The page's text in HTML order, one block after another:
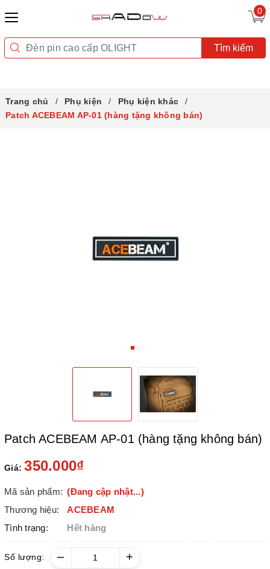
0
Tìm kiếm
Trang chủ Phụ kiện
Phụ kiện khác
Patch ACEBEAM AP-01 (hàng tặng không bán)
Patch ACEBEAM AP-01 (hàng tặng không bán)
Giá: 350.000₫
Mã sản phẩm: (Đang cập nhật...)
Thương hiệu:
ACEBEAM
Tình trạng:
Hết hàng
Số lượng: – +